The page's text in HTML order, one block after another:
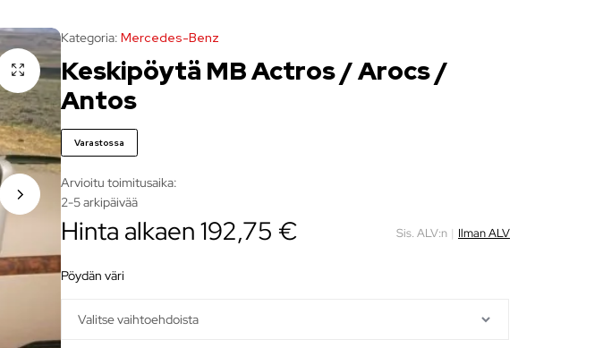
Kategoria: Mercedes-Benz
Keskipöytä MB Actros / Arocs /
Antos
Varastossa
Arvioitu toimitusaika:
2-5 arkipäivää
Hinta alkaen 192,75 € Sis. ALV:n | Ilman ALV
pöydän väri